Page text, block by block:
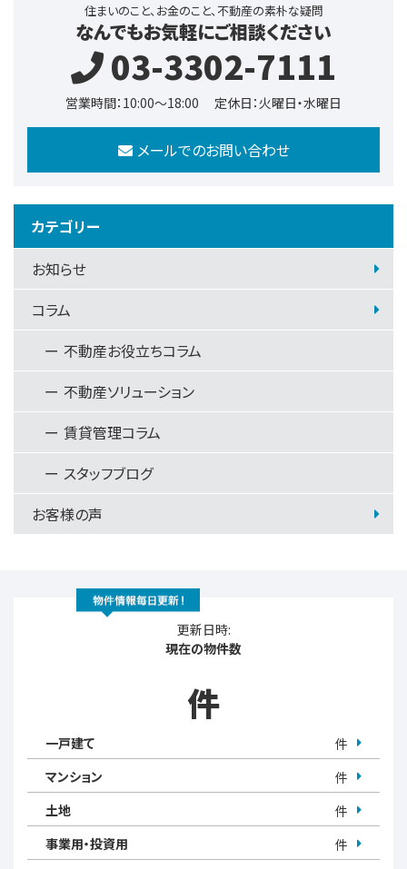
住まいのこと、お金のこと、不動産の素朴な疑問
なんでもお気軽にご相談ください
03-3302-7111
営業時間：10:00～18:00 定休日：火曜日・水曜日
メールでのお問い合わせ
カテゴリー
お知らせ
コラム
不動産お役立ちコラム
不動産ソリューション
賃貸管理コラム
スタッフブログ
お客様の声
更新日時:
現在の物件数
件
一戸建て
件
マンション
件
土地
件
事業用・投資用
件